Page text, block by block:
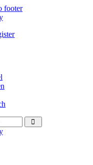
footer